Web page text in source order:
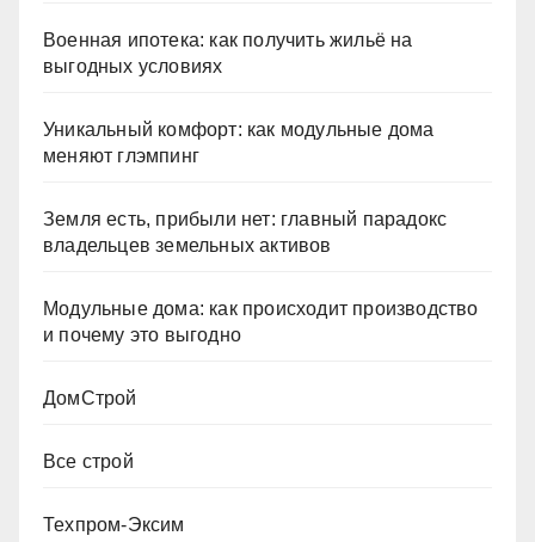
Военная ипотека: как получить жильё на
выгодных условиях
Уникальный комфорт: как модульные дома
меняют глэмпинг
Земля есть, прибыли нет: главный парадокс
владельцев земельных активов
Модульные дома: как происходит производство
и почему это выгодно
ДомСтрой
Все строй
Техпром-Эксим